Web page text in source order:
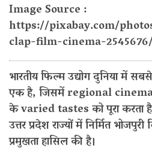
Image Source :
https://pixabay.com/
clap-film-cinema-
भारतीय फिल्म उद्योग दुनिया में
एक है, जिसमें regional cinema
के varied tastes को पूरा करता
उत्तर प्रदेश राज्यों में निर्मित
प्रमुखता हासिल की है।